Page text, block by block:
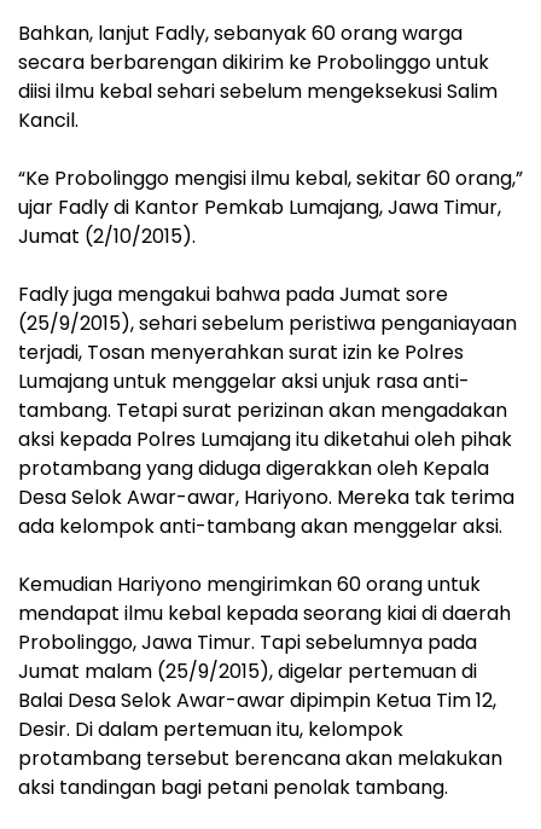
Bahkan, lanjut Fadly, sebanyak 60 orang warga
secara berbarengan dikirim ke Probolinggo untuk
diisi ilmu kebal sehari sebelum mengeksekusi Salim
Kancil.
“Ke Probolinggo mengisi ilmu kebal, sekitar 60 orang,”
ujar Fadly di Kantor Pemkab Lumajang, Jawa Timur,
Jumat (2/10/2015).
Fadly juga mengakui bahwa pada Jumat sore
(25/9/2015), sehari sebelum peristiwa penganiayaan
terjadi, Tosan menyerahkan surat izin ke Polres
Lumajang untuk menggelar aksi unjuk rasa anti-
tambang. Tetapi surat perizinan akan mengadakan
aksi kepada Polres Lumajang itu diketahui oleh pihak
protambang yang diduga digerakkan oleh Kepala
Desa Selok Awar-awar, Hariyono. Mereka tak terima
ada kelompok anti-tambang akan menggelar aksi.
Kemudian Hariyono mengirimkan 60 orang untuk
mendapat ilmu kebal kepada seorang kiai di daerah
Probolinggo, Jawa Timur. Tapi sebelumnya pada
Jumat malam (25/9/2015), digelar pertemuan di
Balai Desa Selok Awar-awar dipimpin Ketua Tim 12,
Desir. Di dalam pertemuan itu, kelompok
protambang tersebut berencana akan melakukan
aksi tandingan bagi petani penolak tambang.